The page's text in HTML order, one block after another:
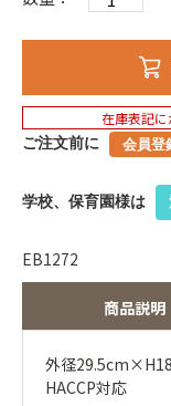
在庫表記
ご注文前に 会員登
学校、保育園様は
商品説明
外径
HACCP対応
EB1272